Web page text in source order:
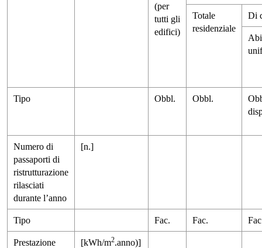
(per
tutti gli
edifici)
Totale
residenziale
Di
Tipo Obbl. Obbl.
Numero di
passaporti di
ristrutturazione
rilasciati
durante l’anno
[n.]
Tipo Fac. Fac.
Prestazione
[kWh/m2.anno)]